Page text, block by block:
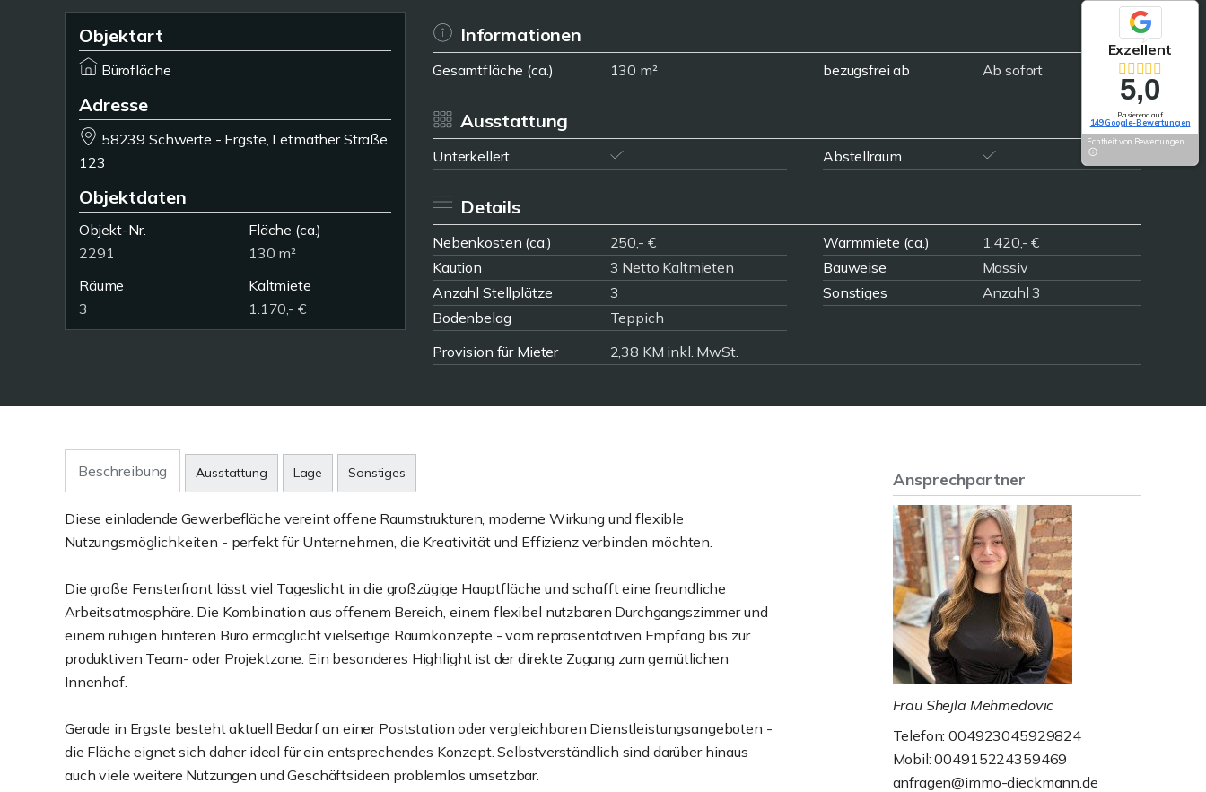
Objektart
Bürofläche
Adresse
58239 Schwerte - Ergste, Letmather Straße
123
Objektdaten
Objekt-Nr.
2291
Fläche (ca.)
130 m²
Räume
3
Kaltmiete
1.170,- €
Informationen
Gesamtfläche (ca.) 130 m² bezugsfrei ab Ab sofort
Ausstattung
Unterkellert Abstellraum
Details
Nebenkosten (ca.) 250,- € Warmmiete (ca.)
1.420,- €
Kaution
3 Netto Kaltmieten Bauweise
Massiv
Anzahl Stellplätze
3 Sonstiges
Anzahl 3
Bodenbelag
Teppich
Provision für Mieter
2,38 KM inkl. MwSt.
Beschreibung Ausstattung Lage Sonstiges
Diese einladende Gewerbefläche vereint offene Raumstrukturen, moderne Wirkung und flexible
Nutzungsmöglichkeiten - perfekt für Unternehmen, die Kreativität und Effizienz verbinden möchten.
Die große Fensterfront lässt viel Tageslicht in die großzügige Hauptfläche und schafft eine freundliche
Arbeitsatmosphäre. Die Kombination aus offenem Bereich, einem flexibel nutzbaren Durchgangszimmer und
einem ruhigen hinteren Büro ermöglicht vielseitige Raumkonzepte - vom repräsentativen Empfang bis zur
produktiven Team- oder Projektzone. Ein besonderes Highlight ist der direkte Zugang zum gemütlichen
Innenhof.
Gerade in Ergste besteht aktuell Bedarf an einer Poststation oder vergleichbaren Dienstleistungsangeboten -
die Fläche eignet sich daher ideal für ein entsprechendes Konzept. Selbstverständlich sind darüber hinaus
auch viele weitere Nutzungen und Geschäftsideen problemlos umsetzbar.
Ansprechpartner
Frau Shejla Mehmedovic
Telefon: 004923045929824
Mobil: 004915224359469
anfragen@immo-dieckmann.de
Exzellent
5,0
Basierend auf
149 Google-Bewertungen
Echtheit von Bewertungen